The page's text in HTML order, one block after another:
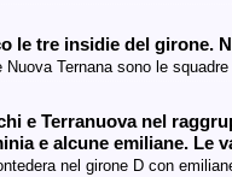
le tre insidie del girone.
Nuova Ternana sono le
e Terranuova nel
e alcune emiliane. Le
nel girone D con